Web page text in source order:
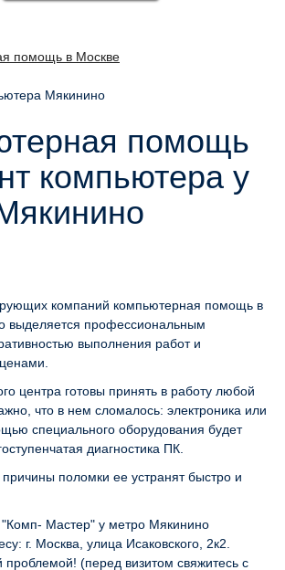
помощь в Москве
Мякинино
помощь
компьютера у
компаний компьютерная помощь в
выделяется профессиональным
выполнения работ и
центра готовы принять в работу любой
что в нем сломалось: электроника или
специального оборудования будет
диагностика ПК.
поломки ее устранят быстро и
Мастер" у метро Мякинино
г. Москва, улица Исаковского, 2к2.
(перед визитом свяжитесь с